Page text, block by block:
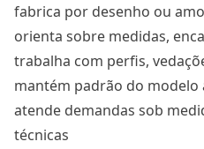
fabrica por desenho ou
orienta sobre medidas,
trabalha com perfis,
mantém padrão do
atende demandas sob
técnicas